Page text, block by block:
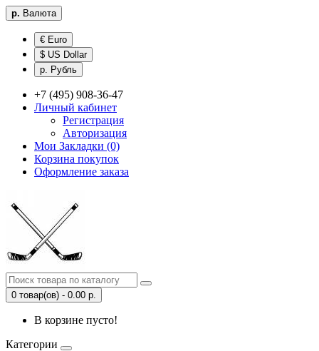
р. Валюта
€ Euro
$ US Dollar
р. Рубль
+7 (495) 908-36-47
Личный кабинет
Регистрация
Авторизация
Мои Закладки (0)
Корзина покупок
Оформление заказа
0 товар(ов) - 0.00 р.
В корзине пусто!
Категории